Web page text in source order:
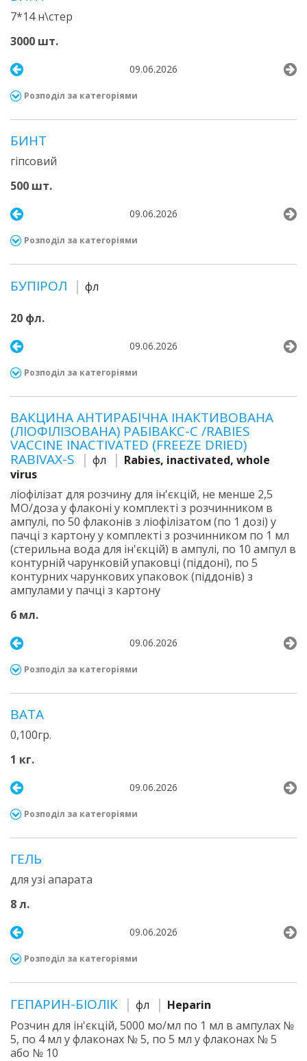
7*14 н\стер
3000 шт.
09.06.2026
Розподіл за категоріями
БИНТ
гіпсовий
500 шт.
09.06.2026
Розподіл за категоріями
БУПІРОЛ фл
20 фл.
09.06.2026
Розподіл за категоріями
ВАКЦИНА АНТИРАБІЧНА ІНАКТИВОВАНА
(ЛІОФІЛІЗОВАНА) РАБІВАКС-С /RABIES
VACCINE INACTIVATED (FREEZE DRIED)
RABIVAX-S
фл
Rabies, inactivated, whole
virus
ліофілізат для розчину для ін'єкцій, не менше 2,5
МО/доза у флаконі у комплекті з розчинником в
ампулі, по 50 флаконів з ліофілізатом (по 1 дозі) у
пачці з картону у комплекті з розчинником по 1 мл
(стерильна вода для ін'єкцій) в ампулі, по 10 ампул в
контурній чарунковій упаковці (піддоні), по 5
контурних чарункових упаковок (піддонів) з
ампулами у пачці з картону
6 мл.
09.06.2026
Розподіл за категоріями
ВАТА
0,100гр.
1 кг.
09.06.2026
Розподіл за категоріями
ГЕЛЬ
для узі апарата
8 л.
09.06.2026
Розподіл за категоріями
ГЕПАРИН-БІОЛІК фл
Heparin
Розчин для ін'єкцій, 5000 мо/мл по 1 мл в ампулах №
5, по 4 мл у флаконах № 5, по 5 мл у флаконах № 5
або № 10